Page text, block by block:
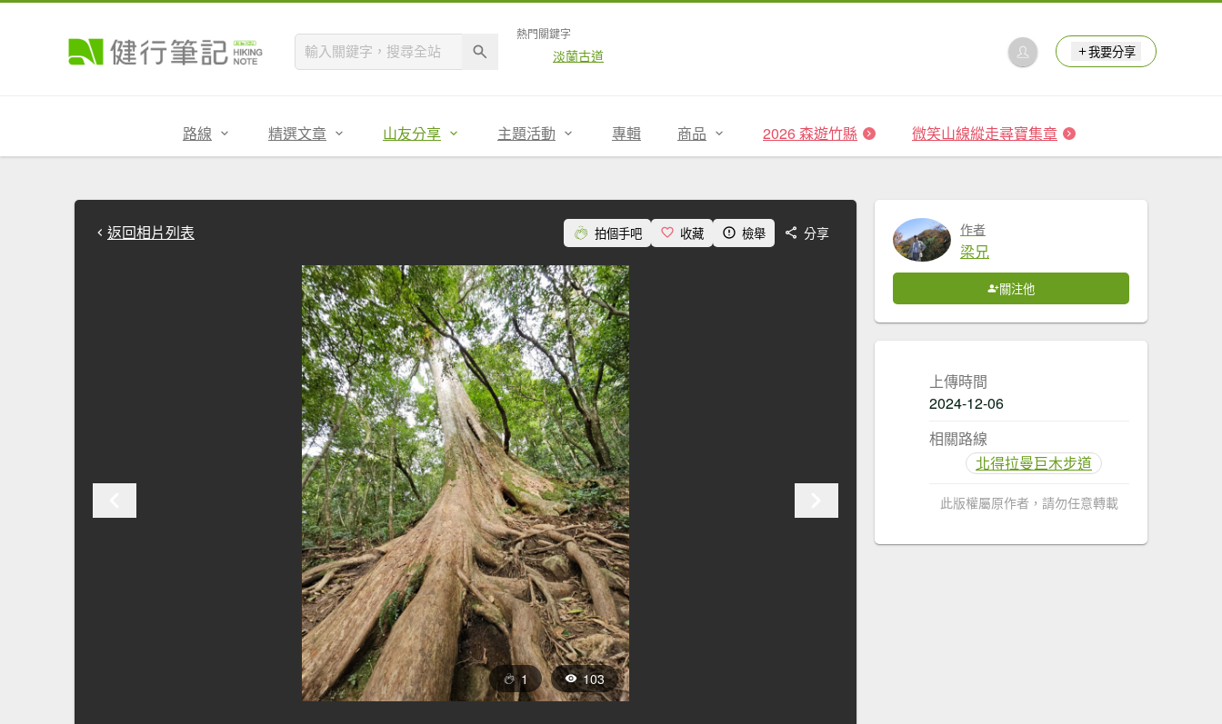
熱門關鍵字
淡蘭古道 我要分享
路線 精選文章 山友分享 主題活動 專輯 商品 2026 森遊竹縣 微笑山線縱走尋寶集章
返回相片列表 拍個手吧 收藏 檢舉 分享
1 103
作者
梁兄
關注他
上傳時間
2024-12-06
相關路線
北得拉曼巨木步道
此版權屬原作者，請勿任意轉載